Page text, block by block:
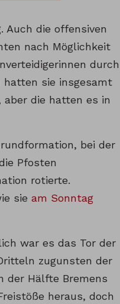
Auch die offensiven
nach Möglichkeit
durch
hatten sie insgesamt
aber die hatten es in
bei der
Pfosten
rotierte.
sie am Sonntag
war es das Tor der
zugunsten der
der Hälfte Bremens
heraus, doch